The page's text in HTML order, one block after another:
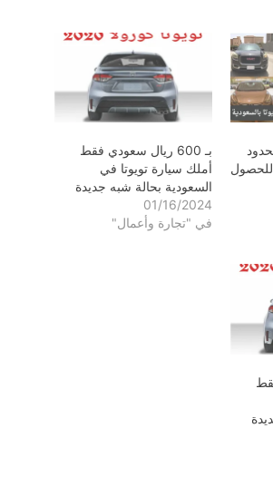
نقدا للحصول
بـ 600 ريال سعودي فقط
أملك سيارة تويوتا في
السعودية بحالة شبه جديدة
01/16/2024
في "تجارة وأعمال"